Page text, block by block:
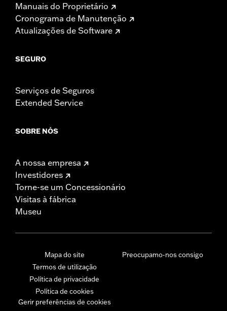
Manuais do Proprietário
Cronograma de Manutenção
Atualizações de Software
SEGURO
Serviços de Seguros
Extended Service
SOBRE NÓS
A nossa empresa
Investidores
Torne-se um Concessionário
Visitas à fábrica
Museu
Mapa do site
Termos de utilização
Política de privacidade
Política de cookies
Gerir preferências de cookies
Preocupamo-nos consigo